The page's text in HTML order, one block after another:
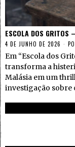
ESCOLA DOS GRITOS
4 DE JUNHO DE 2026
Em “Escola dos
transforma a
Malásia em um
investigação sobre